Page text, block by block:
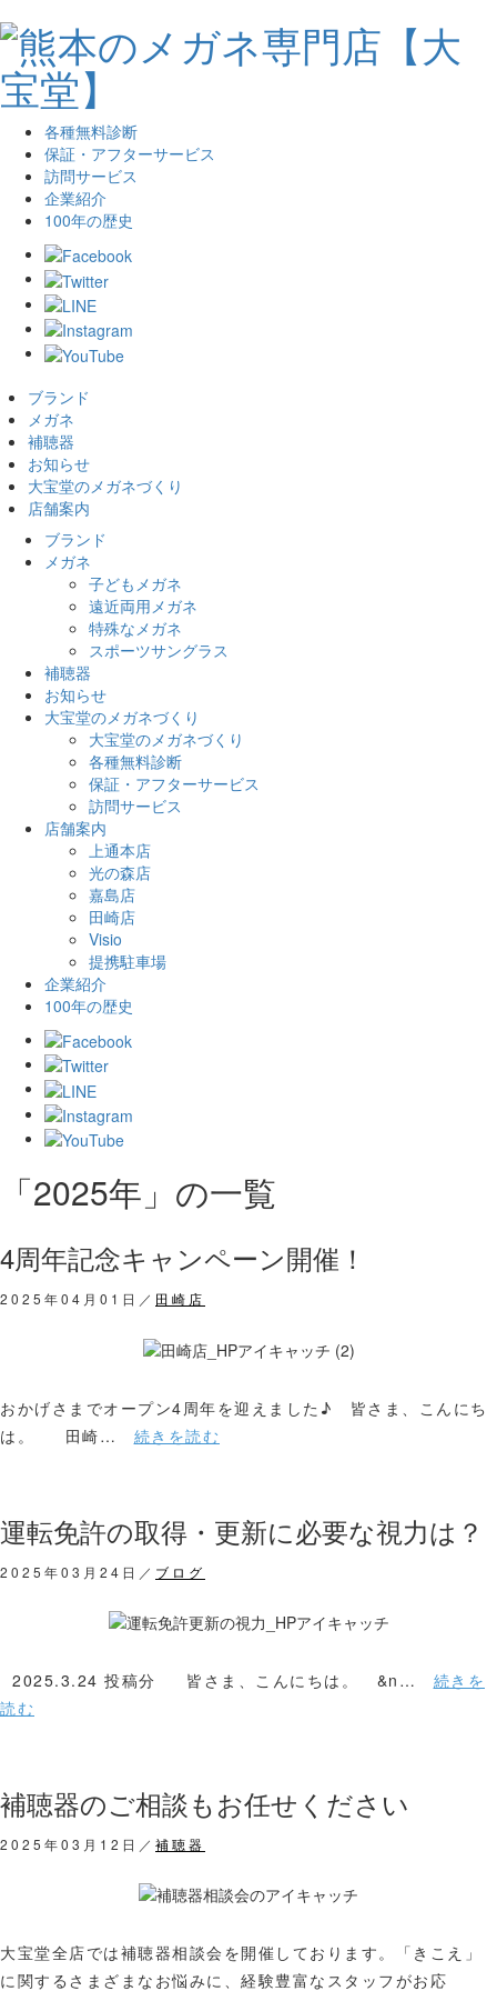
各種無料診断
保証・アフターサービス
訪問サービス
企業紹介
100年の歴史
ブランド
メガネ
補聴器
お知らせ
大宝堂のメガネづくり
店舗案内
ブランド
メガネ
子どもメガネ
遠近両用メガネ
特殊なメガネ
スポーツサングラス
補聴器
お知らせ
大宝堂のメガネづくり
大宝堂のメガネづくり
各種無料診断
保証・アフターサービス
訪問サービス
店舗案内
上通本店
光の森店
嘉島店
田崎店
Visio
提携駐車場
企業紹介
100年の歴史
「2025年」の一覧
4周年記念キャンペーン開催！
2025年04月01日／ 田崎店
おかげさまでオープン4周年を迎えました♪ 皆さま、こんにち
は。 田崎… 続きを読む
運転免許の取得・更新に必要な視力は？
2025年03月24日／ ブログ
2025.3.24 投稿分 皆さま、こんにちは。 &n… 続きを
読む
補聴器のご相談もお任せください
2025年03月12日／ 補聴器
大宝堂全店では補聴器相談会を開催しております。「きこえ」
に関するさまざまなお悩みに、経験豊富なスタッフがお応